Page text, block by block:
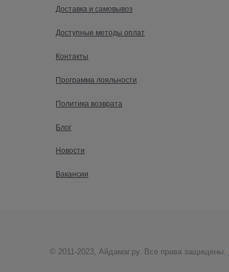
Доставка и самовывоз
Доступные методы оплат
Контакты
Программа лояльности
Политика возврата
Блог
Новости
Вакансии
© 2011-2023, Айдамаг.ру. Все права защищены.